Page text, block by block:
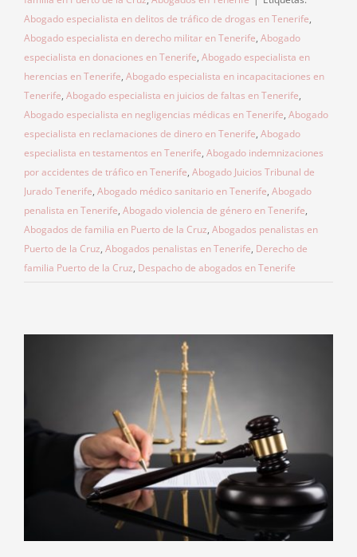
Abogado especialista en delitos de tráfico de drogas en Tenerife,
Abogado especialista en derecho militar en Tenerife, Abogado
especialista en donaciones en Tenerife, Abogado especialista en
herencias en Tenerife, Abogado especialista en incapacitaciones en
Tenerife, Abogado especialista en juicios de faltas en Tenerife,
Abogado especialista en negligencias médicas en Tenerife, Abogado
especialista en reclamaciones de dinero en Tenerife, Abogado
especialista en testamentos en Tenerife, Abogado indemnizaciones
por accidentes de tráfico en Tenerife, Abogado Juicios Tribunal de
Jurado Tenerife, Abogado médico sanitario en Tenerife, Abogado
penalista en Tenerife, Abogado violencia de género en Tenerife,
Abogados de familia en Puerto de la Cruz, Abogados penalistas en
Puerto de la Cruz, Abogados penalistas en Tenerife, Derecho de
familia Puerto de la Cruz, Despacho de abogados en Tenerife